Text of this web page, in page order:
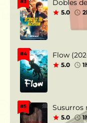
#3 Dobles
5.0
#4 Flow
5.0
#5 Susurros
5.0